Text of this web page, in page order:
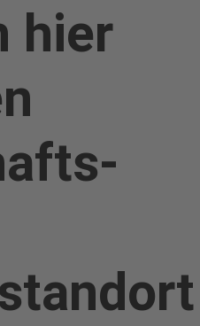
hier